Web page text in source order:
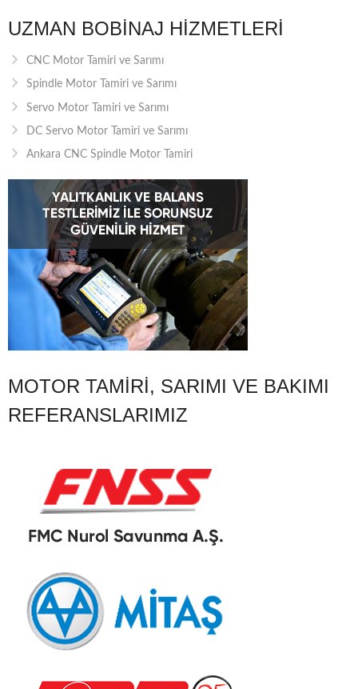
UZMAN BOBINAJ HIZMETLERI
CNC Motor Tamiri ve Sarımı
Spindle Motor Tamiri ve Sarımı
Servo Motor Tamiri ve Sarımı
DC Servo Motor Tamiri ve Sarımı
Ankara CNC Spindle Motor Tamiri
MOTOR TAMIRI, SARIMI VE BAKIMI
REFERANSLARIMIZ